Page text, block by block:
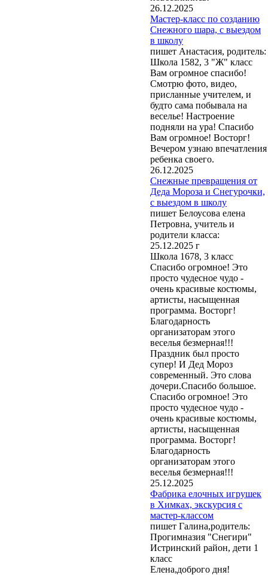
26.12.2025
Мастер-класс по созданию
Снежного шара, с выездом
в школу
пишет Анастасия, родитель:
Школа 1582, 3 "Ж" класс
Вам огромное спасибо!
Смотрю фото, видео,
присланные учителем, и
будто сама побывала на
веселье! Настроение
подняли на ура! Спасибо
Вам огромное! Восторг!
Вечером узнаю впечатления
ребенка своего.
26.12.2025
Снежные превращения от
Деда Мороза и Снегурочки,
с выездом в школу
пишет Белоусова елена
Петровна, учитель и
родители класса:
25.12.2025 г
Школа 1678, 3 класс
Спасибо огромное! Это
просто чудесное чудо -
очень красивые костюмы,
артисты, насыщенная
программа. Восторг!
Благодарность
организаторам этого
веселья безмерная!!!
Праздник был просто
супер! И Дед Мороз
современный. Это слова
дочери.Спасибо большое.
Спасибо огромное! Это
просто чудесное чудо -
очень красивые костюмы,
артисты, насыщенная
программа. Восторг!
Благодарность
организаторам этого
веселья безмерная!!!
25.12.2025
Фабрика елочных игрушек
в Химках, экскурсия с
мастер-классом
пишет Галина,родитель:
Прогимназия "Снегири"
Истринский район, дети 1
класс
Елена,доброго дня!